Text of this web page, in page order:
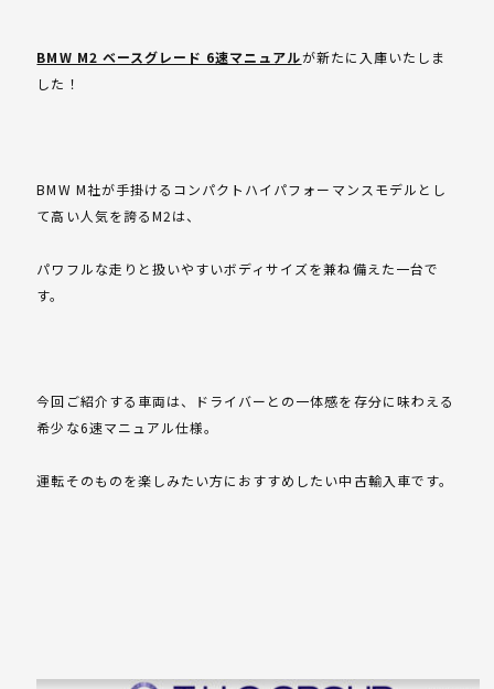
BMW M2 ベースグレード 6速マニュアルが新たに入庫いたしま
した！
BMW M社が手掛けるコンパクトハイパフォーマンスモデルとし
て高い人気を誇るM2は、
パワフルな走りと扱いやすいボディサイズを兼ね備えた一台で
す。
今回ご紹介する車両は、ドライバーとの一体感を存分に味わえる
希少な6速マニュアル仕様。
運転そのものを楽しみたい方におすすめしたい中古輸入車です。